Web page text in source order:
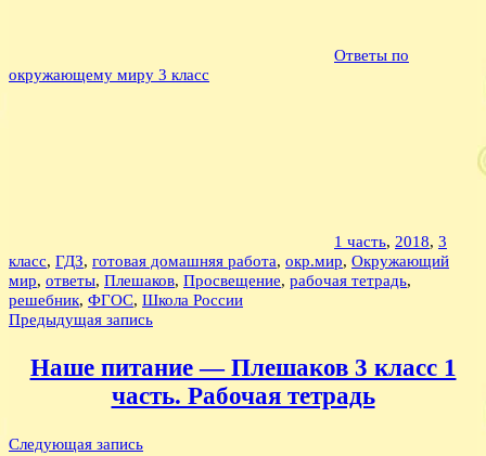
Ответы по
окружающему миру 3 класс
1 часть, 2018, 3
класс, ГДЗ, готовая домашняя работа, окр.мир, Окружающий
мир, ответы, Плешаков, Просвещение, рабочая тетрадь,
решебник, ФГОС, Школа России
Навигация
записям
Предыдущая запись
Наше питание — Плешаков 3 класс 1
часть. Рабочая тетрадь
Следующая запись